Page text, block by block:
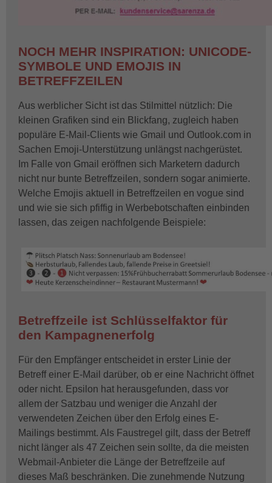
NOCH MEHR INSPIRATION: UNICODE-
SYMBOLE UND EMOJIS IN
BETREFFZEILEN
Aus werblicher Sicht ist das Stilmittel nützlich: Die
kleinen Grafiken sind ein Blickfang, zugleich haben
populäre E-Mail-Clients wie Gmail und Outlook.com in
Sachen Emoji-Unterstützung unlängst nachgerüstet.
Im Falle von Gmail eröffnen sich Marketern dadurch
nicht nur bunte Betreffzeilen, sondern sogar animierte.
Welche Emojis aktuell in Betreffzeilen en vogue sind
und wie sie sich pfiffig in Werbebotschaften einbinden
lassen, das zeigen nachfolgende Beispiele:
Betreffzeile ist Schlüsselfaktor für
den Kampagnenerfolg
Für den Empfänger entscheidet in erster Linie der
Betreff einer E-Mail darüber, ob er eine Nachricht öffnet
oder nicht. Epsilon hat herausgefunden, dass vor
allem der Satzbau und weniger die Anzahl der
verwendeten Zeichen über den Erfolg eines E-
Mailings bestimmt. Als Faustregel gilt, dass der Betreff
nicht länger als 47 Zeichen sein sollte, da die meisten
Webmail-Anbieter die Länge der Betreffzeile auf
dieses Maß beschränken. Die zunehmende Nutzung